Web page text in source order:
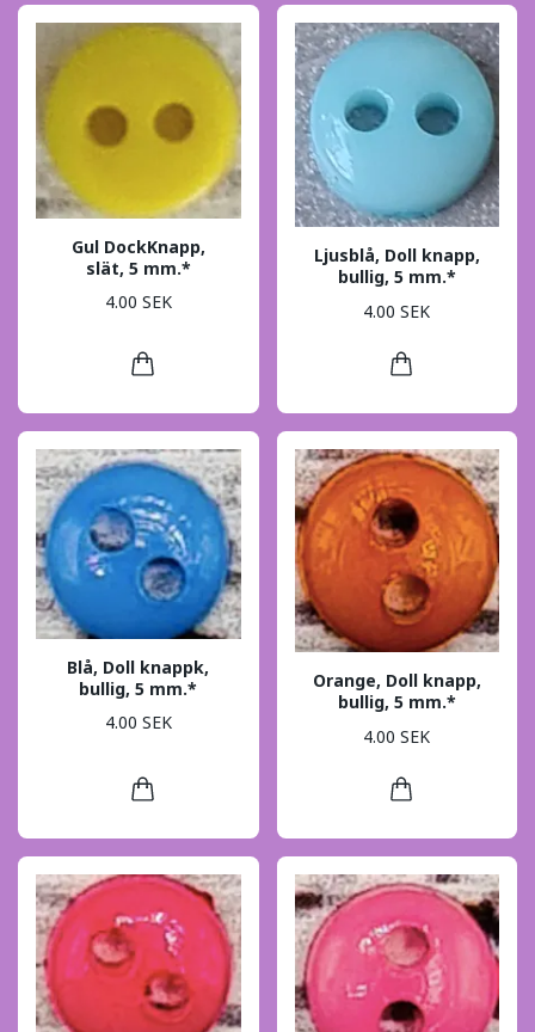
Gul DockKnapp,
slät, 5 mm.*
4.00 SEK
Ljusblå, Doll knapp,
bullig, 5 mm.*
4.00 SEK
Blå, Doll knappk,
bullig, 5 mm.*
4.00 SEK
Orange, Doll knapp,
bullig, 5 mm.*
4.00 SEK